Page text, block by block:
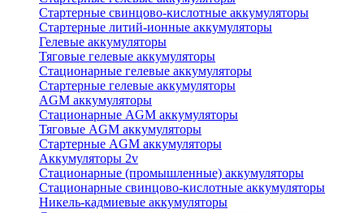
Стартерные свинцово-кислотные аккумуляторы
Стартерные литий-ионные аккумуляторы
Гелевые аккумуляторы
Тяговые гелевые аккумуляторы
Стационарные гелевые аккумуляторы
Стартерные гелевые аккумуляторы
AGM аккумуляторы
Стационарные AGM аккумуляторы
Тяговые AGM аккумуляторы
Стартерные AGM аккумуляторы
Аккумуляторы 2v
Стационарные (промышленные) аккумуляторы
Стационарные свинцово-кислотные аккумуляторы
Никель-кадмиевые аккумуляторы